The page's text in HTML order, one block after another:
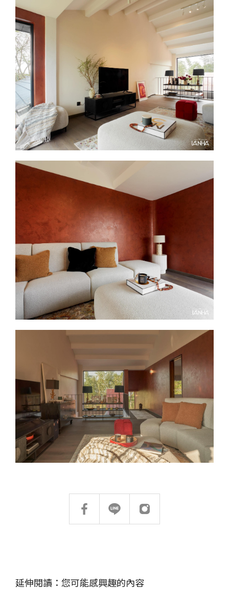
太格AI報你知 隔音建材
ESG 碳足跡計算器
太格奧運五環 台灣綠建材
延伸閱讀：您可能感興趣的內容